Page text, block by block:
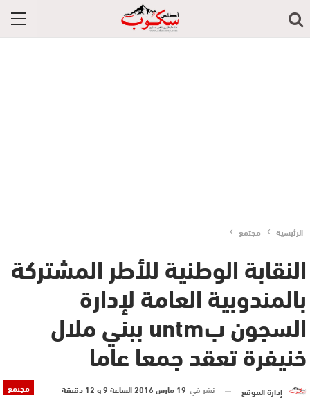
الرئيسية مجتمع
النقابة الوطنية للأطر المشتركة
بالمندوبية العامة لإدارة
السجون بuntm ببني ملال
خنيفرة تعقد جمعا عاما
مجتمع إدارة الموقع نشر في 19 مارس 2016 الساعة 9 و 12 دقيقة